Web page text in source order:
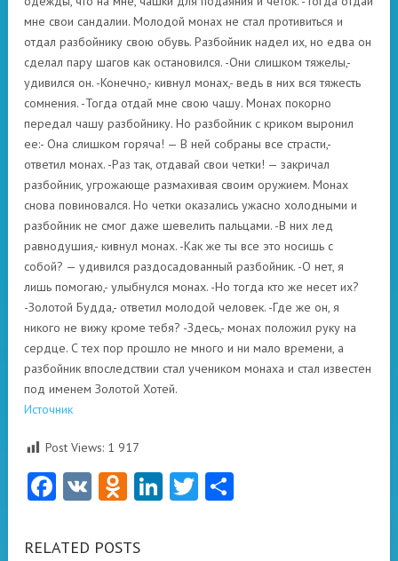
мне свои сандалии. Молодой монах не стал противиться и
отдал разбойнику свою обувь. Разбойник надел их, но едва он
сделал пару шагов как остановился. -Они слишком тяжелы,-
удивился он. -Конечно,- кивнул монах,- ведь в них вся тяжесть
сомнения. -Тогда отдай мне свою чашу. Монах покорно
передал чашу разбойнику. Но разбойник с криком выронил
ее:- Она слишком горяча! — В ней собраны все страсти,-
ответил монах. -Раз так, отдавай свои четки! — закричал
разбойник, угрожающе размахивая своим оружием. Монах
снова повиновался. Но четки оказались ужасно холодными и
разбойник не смог даже шевелить пальцами. -В них лед
равнодушия,- кивнул монах. -Как же ты все это носишь с
собой? — удивился раздосадованный разбойник. -О нет, я
лишь помогаю,- улыбнулся монах. -Но тогда кто же несет их?
-Золотой Будда,- ответил молодой человек. -Где же он, я
никого не вижу кроме тебя? -Здесь,- монах положил руку на
сердце. С тех пор прошло не много и ни мало времени, а
разбойник впоследствии стал учеником монаха и стал известен
под именем Золотой Хотей.
Источник
Post Views: 1 917
Facebook
VK Odnoklassniki
LinkedIn
Twitter
RELATED POSTS